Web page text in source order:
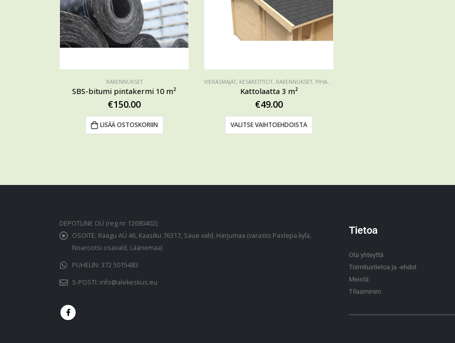
RAKENNUKSET
SBS-bitumi pintakermi 10 m²
€150.00
LISÄÄ OSTOSKORIIN
VIERASMAJAT, KESÄKEITTIÖT, RAKENNUKSET, PIHASAUNAT
Kattolaatta 3 m²
€49.00
VALITSE VAIHTOEHDOISTA
DEPOTLINE OÜ (reg nr 12680402)
OSOITE: Räägu AÜ 46, Kaasiku 76317, Saue vald, Harjumaa (varasto Paslepa kylä,
Noarootsi osavald, Läänemaa)
PUHELIN: 372 5015483
S-POSTI: info@alekeskus.eu
Tietoa
Ota yhteyttä
Toimitustietoa ja -ehdot
Meistä
Tilaaminen